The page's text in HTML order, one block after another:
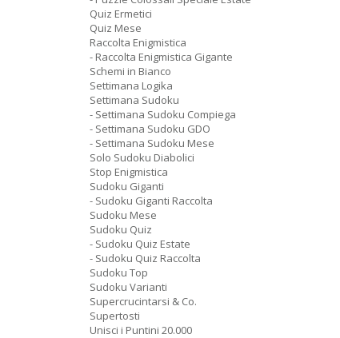
Quiz Ermetici
Quiz Mese
Raccolta Enigmistica
- Raccolta Enigmistica Gigante
Schemi in Bianco
Settimana Logika
Settimana Sudoku
- Settimana Sudoku Compiega
- Settimana Sudoku GDO
- Settimana Sudoku Mese
Solo Sudoku Diabolici
Stop Enigmistica
Sudoku Giganti
- Sudoku Giganti Raccolta
Sudoku Mese
Sudoku Quiz
- Sudoku Quiz Estate
- Sudoku Quiz Raccolta
Sudoku Top
Sudoku Varianti
Supercrucintarsi & Co.
Supertosti
Unisci i Puntini 20.000